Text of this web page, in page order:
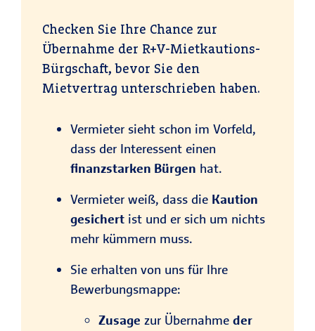
Checken Sie Ihre Chance zur
Übernahme der R+V-Miet­kautions­
Bürg­schaft, bevor Sie den
Mietvertrag unterschrieben haben.
Vermieter sieht schon im Vorfeld,
dass der Interessent einen
finanzstarken Bürgen hat.
Vermieter weiß, dass die Kaution
gesichert ist und er sich um nichts
mehr kümmern muss.
Sie erhalten von uns für Ihre
Bewerbungsmappe:
Zusage zur Übernahme der